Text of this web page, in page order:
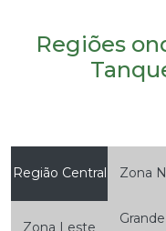
Regiões
Região Central Zona